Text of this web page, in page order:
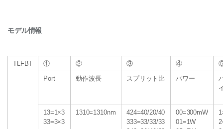
モデル情報
TLFBT ① ② ③ ④
Port
動作波長 スプリット比 パワー
13=1×3
33=3×3
1310=1310nm
424=40/20/40
333=33/33/33
00=300mW
01=1W